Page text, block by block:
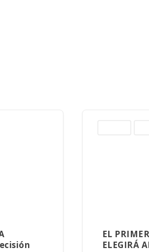
EL
ELEGIRÁ